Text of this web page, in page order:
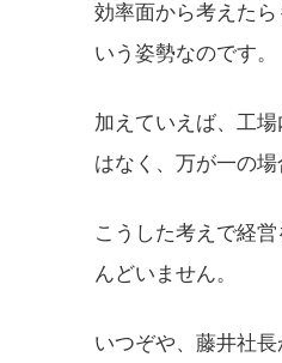
効率面から考えた
いう姿勢なのです。
加えていえば、工
はなく、万が一の場
こうした考えで経
んどいません。
いつぞや、藤井社